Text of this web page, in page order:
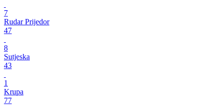
7
Rudar Prijedor
47
8
Sutjeska
43
1
Krupa
77